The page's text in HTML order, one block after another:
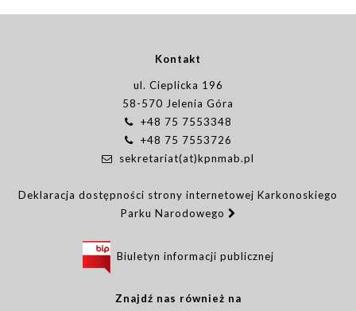
Kontakt
ul. Cieplicka 196
58-570 Jelenia Góra
+48 75 7553348
+48 75 7553726
sekretariat(at)kpnmab.pl
Deklaracja dostępności strony internetowej Karkonoskiego
Parku Narodowego
Biuletyn informacji publicznej
Znajdź nas również na